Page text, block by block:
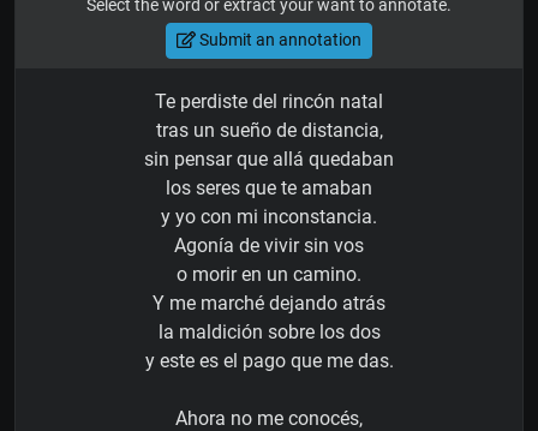
Select the word or extract your want to annotate.
Submit an annotation
Te perdiste del rincón natal
tras un sueño de distancia,
sin pensar que allá quedaban
los seres que te amaban
y yo con mi inconstancia.
Agonía de vivir sin vos
o morir en un camino.
Y me marché dejando atrás
la maldición sobre los dos
y este es el pago que me das.
Ahora no me conocés,